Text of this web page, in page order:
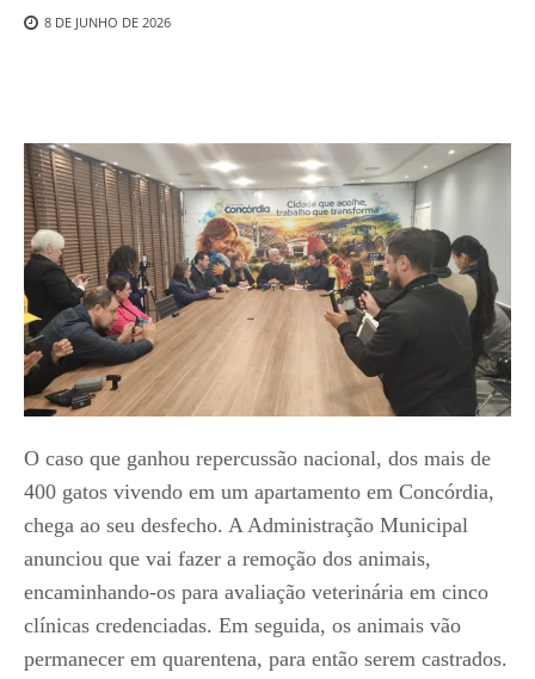
8 DE JUNHO DE 2026
O caso que ganhou repercussão nacional, dos mais de
400 gatos vivendo em um apartamento em Concórdia,
chega ao seu desfecho. A Administração Municipal
anunciou que vai fazer a remoção dos animais,
encaminhando-os para avaliação veterinária em cinco
clínicas credenciadas. Em seguida, os animais vão
permanecer em quarentena, para então serem castrados.